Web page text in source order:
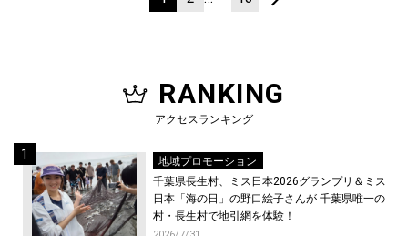
RANKING
アクセスランキング
地域プロモーション
千葉県長生村、ミス日本2026グランプリ＆ミス
日本「海の日」の野口絵子さんが 千葉県唯一の
村・長生村で地引網を体験！